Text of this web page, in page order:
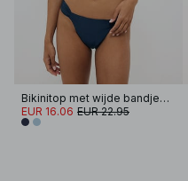
Bikinitop met wijde bandjes en gedraaide voorkant
EUR 16.06 EUR 22.95